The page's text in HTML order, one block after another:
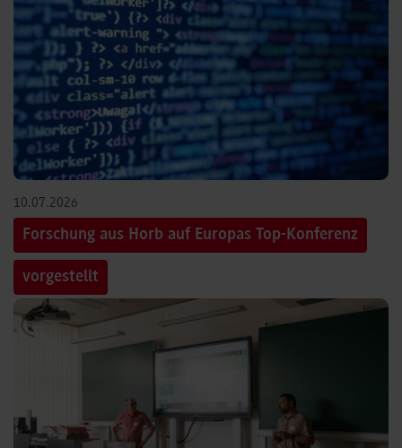
10.07.2026
Forschung aus Horb auf Europas Top-Konferenz
vorgestellt